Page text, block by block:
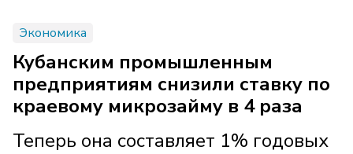
Экономика
Кубанским промышленным
предприятиям снизили ставку по
краевому микрозайму в 4 раза
Теперь она составляет 1% годовых